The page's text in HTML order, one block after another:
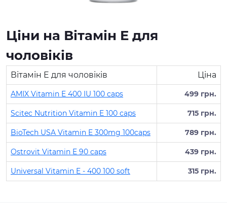
Ціни на Вітамін E для
чоловіків
Вітамін E для чоловіків Ціна
AMIX Vitamin E 400 IU 100 caps 499 грн.
Scitec Nutrition Vitamin E 100 caps 715 грн.
BioTech USA Vitamin E 300mg 100caps 789 грн.
Ostrovit Vitamin E 90 caps 439 грн.
Universal Vitamin E - 400 100 soft 315 грн.